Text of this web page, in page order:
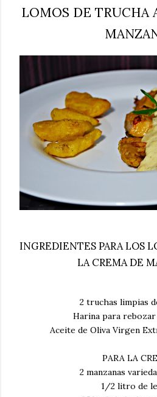
LOMOS DE TRUCHA
INGREDIENTES PARA LOS
LA CREMA DE
2 truchas limpias
Harina para
Aceite de Oliva Virgen
PARA LA
2 manzanas
1/2 litro de